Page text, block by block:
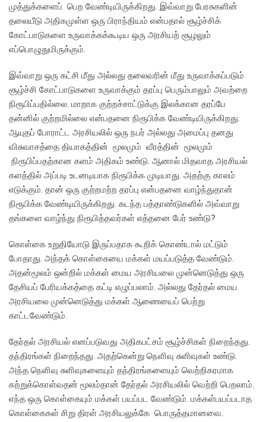
முத்துக்களைப் பெற வேண்டியிருக்கிறது. இவ்வாறு பேரசுகளின்
தலையீடு அதிகமுள்ள ஒரு பிராந்தியம் என்பதால் சூழ்ச்சிக்
கோட்பாடுகளை உருவாக்கக்கூடிய ஒரு அரசியற் சூழலும்
எப்பொழுதுமிருக்கும்.
இவ்வாறு ஒரு கட்சி மீது அல்லது தலைவரின் மீது உருவாக்கப்படும்
சூழ்ச்சி கோட்பாடுகளை உருவாக்கும் தரப்பு பெரும்பாலும் அவற்றை
நிரூபிப்பதில்லை. மாறாக குற்றச்சாட்டுக்கு இலக்கான தரப்பே
தன்னில் குற்றமில்லை என்பதனை நிரூபிக்க வேண்டியிருக்கிறது.
ஆயுதப் போராட்ட அரசியலில் ஒரு நபர் அல்லது அமைப்பு தனது
விசுவாசத்தை தியாகத்தின் மூலமும் வீரத்தின் மூலமும்
நிரூபிப்பதற்கான களம் அதிகம் உண்டு. ஆனால் மிதவாத அரசியல்
களத்தில் அப்படி உடனடியாக நிரூபிக்க முடியாது. அதற்கு காலம்
எடுக்கும். தான் ஒரு குற்றமற்ற தரப்பு என்பதனை வாழ்ந்துதான்
நிரூபிக்க வேண்டியிருக்கிறது. கடந்த பத்தாண்டுகளில் அவ்வாறு
தங்களை வாழ்ந்து நிரூபித்தவர்கள் எத்தனை பேர் உண்டு?
கொள்கை உறுதியோடு இருப்பதாக கூறிக் கொண்டால் மட்டும்
போதாது. அந்தக் கொள்கையை மக்கள் மயப்படுத்த வேண்டும்.
அதன்மூலம் ஒன்றில் மக்கள் மைய அரசியலை முன்னெடுத்து ஒரு
தேசியப் பேரியக்கத்தை கட்டி எழுப்பலாம். அல்லது தேர்தல் மைய
அரசியலை முன்னெடுத்து மக்கள் ஆணையைப் பெற்று
காட்டவேண்டும்.
தேர்தல் அரசியல் எனப்படுவது அதிகபட்சம் சூழ்ச்சிகள் நிறைந்தது.
தந்திரங்கள் நிறைந்தது. அதற்கென்று நெளிவு சுளிவுகள் உண்டு.
அந்த நெளிவு சுளிவுகளையும் தந்திரங்களையும் வெற்றிகரமாக
கற்றுக்கொள்வதன் மூலம்தான் தேர்தல் அரசியலில் வெற்றி பெறலாம்.
எந்த ஒரு கொள்கையும் மக்கள் பயப்பட வேண்டும். மக்கள்பயப்படாத
கொள்கைகள் சிறு திரள் அரசியலுக்கே பொருத்தமானவை.